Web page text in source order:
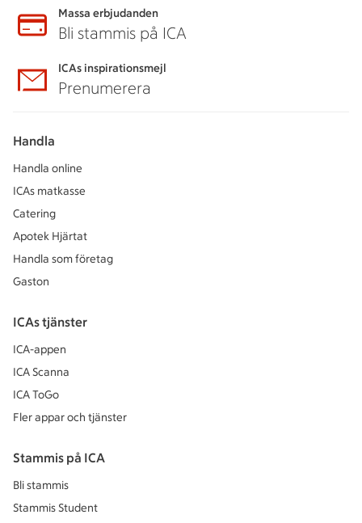
Massa erbjudanden
Bli stammis på ICA
ICAs inspirationsmejl
Prenumerera
Handla
Handla online
ICAs matkasse
Catering
Apotek Hjärtat
Handla som företag
Gaston
ICAs tjänster
ICA-appen
ICA Scanna
ICA ToGo
Fler appar och tjänster
Stammis på ICA
Bli stammis
Stammis Student